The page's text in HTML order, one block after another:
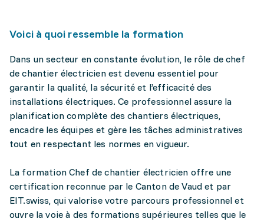
Voici à quoi ressemble la formation
Dans un secteur en constante évolution, le rôle de chef
de chantier électricien est devenu essentiel pour
garantir la qualité, la sécurité et l’efficacité des
installations électriques. Ce professionnel assure la
planification complète des chantiers électriques,
encadre les équipes et gère les tâches administratives
tout en respectant les normes en vigueur.
La formation Chef de chantier électricien offre une
certification reconnue par le Canton de Vaud et par
EIT.swiss, qui valorise votre parcours professionnel et
ouvre la voie à des formations supérieures telles que le